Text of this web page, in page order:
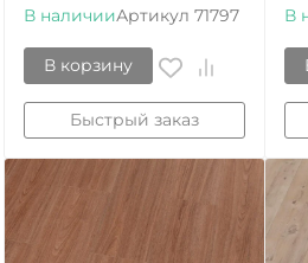
В наличииАртикул 71797
В корзину
Быстрый заказ
В